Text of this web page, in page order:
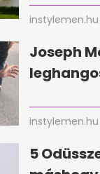
instylemen.hu
Joseph
instylemen.hu
5